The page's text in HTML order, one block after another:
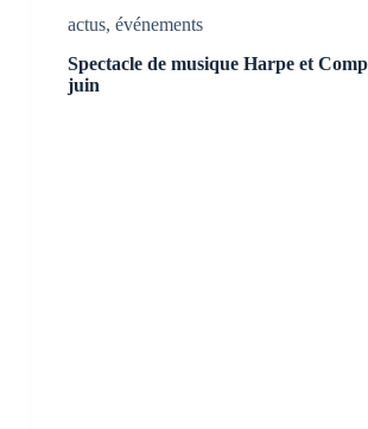
actus, événements
Spectacle de musique Harpe et
juin